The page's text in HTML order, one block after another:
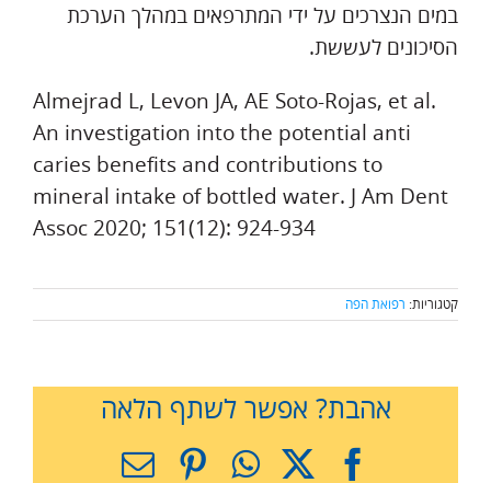
במים הנצרכים על ידי המתרפאים במהלך הערכת
הסיכונים לעששת.
Almejrad L, Levon JA, AE Soto-Rojas, et al.
An investigation into the potential anti
caries benefits and contributions to
mineral intake of bottled water. J Am Dent
Assoc 2020; 151(12): 924-934
קטגוריות: רפואת הפה
אהבת? אפשר לשתף הלאה
Facebook
X
WhatsApp
Pinterest
כתובת